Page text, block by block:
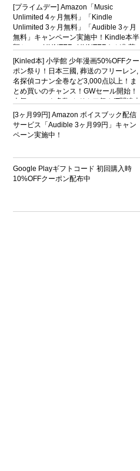
[プライムデー] Amazon「Music
Unlimited 4ヶ月無料」「Kindle
Unlimited 3ヶ月無料」「Audible 3ヶ月
無料」キャンペーン実施中！Kindle本半
額セール HUNTER×HUNTERなど集英
社、無職転生,幼女戦記など
KADOKAWA、キャプテン翼100円セー
ルも！
[Kinled本] 小学館 少年漫画50%OFFクー
ポン祭り！日本三國, 葬送のフリーレン,
名探偵コナン全巻など3,000点以上！ま
とめ買いのチャンス！GWセール開始！
人気コミック多数 カドカワ祭やIT関連本
がセールに！
[3ヶ月99円] Amazon ボイスブック配信
サービス「Audible 3ヶ月99円」キャン
ペーン実施中！
Google Playギフトコード 初回購入時
10%OFFクーポン配布中